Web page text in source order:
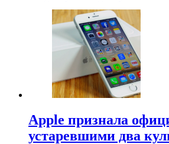
Apple признала
устаревшими два